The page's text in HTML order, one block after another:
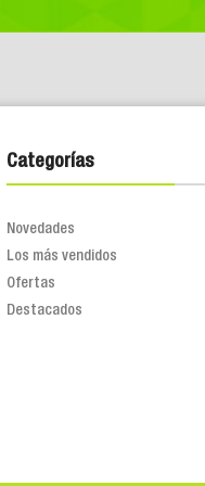
Categorías
Novedades
Los más vendidos
Ofertas
Destacados